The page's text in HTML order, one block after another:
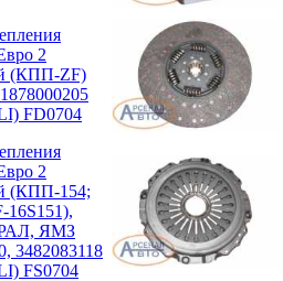
2
(КПП-ZF)
FD0704
2
(КПП-154;
ЯМЗ
3482083118
FS0704